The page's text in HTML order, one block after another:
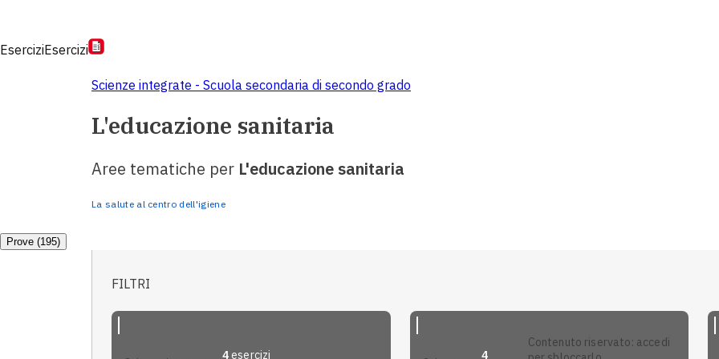
EserciziEsercizi
Scienze integrate - Scuola secondaria di secondo grado
L'educazione sanitaria
Aree tematiche per L'educazione sanitaria
La salute al centro dell'igiene
Prove (195)
FILTRI
4esercizi
4
contenuto riservato: accedi